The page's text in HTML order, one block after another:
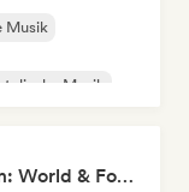
Musik
Musik
David Sears of WBGU-fm: World & Folk Music DJ